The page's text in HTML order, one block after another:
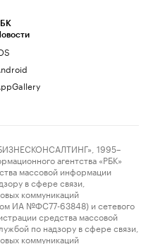
1995–
агентства «РБК»
массовой информации
в сфере связи,
коммуникаций
ИА №ФС77-63848) и сетевого
средства массовой
по надзору в сфере связи,
коммуникаций